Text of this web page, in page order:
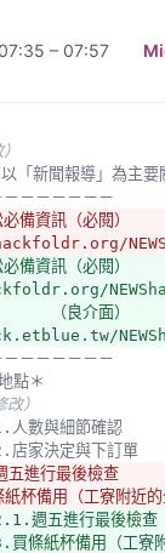
– 07:57
以「新聞報導」為主
－－－－－－－
備資訊（必閱）
備資訊（必閱）
　　（良介面）
－－－－－－－
點＊
）
人數與細節確認
店家決定與下訂單
進行最後檢查
備用（工寮附近的
週五進行最後檢查
條紙杯備用（工寮附